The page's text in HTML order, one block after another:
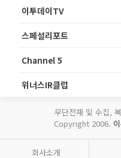
이투데이TV
스페셜리포트
Channel 5
위너스IR클럽
무단전재 및 수집,
Copyright 2006.
회사소개